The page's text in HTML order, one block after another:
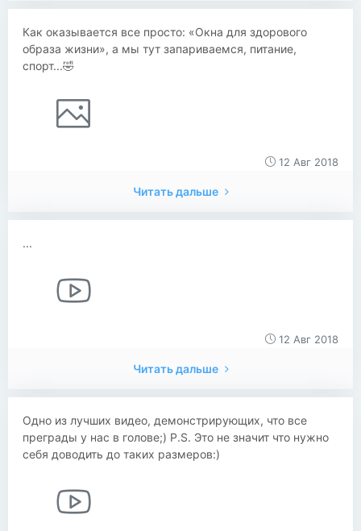
Как оказывается все просто: «Окна для здорового
образа жизни», а мы тут запариваемся, питание,
спорт...🤣
12 Авг 2018
Читать дальше
...
12 Авг 2018
Читать дальше
Одно из лучших видео, демонстрирующих, что все
преграды у нас в голове;) P.S. Это не значит что нужно
себя доводить до таких размеров:)